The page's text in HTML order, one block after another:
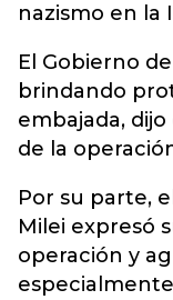
nazismo en la
El Gobierno
brindando
embajada,
de la
Por su parte,
Milei expresó
operación y